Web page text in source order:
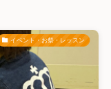
イベント・お祭・レッスン